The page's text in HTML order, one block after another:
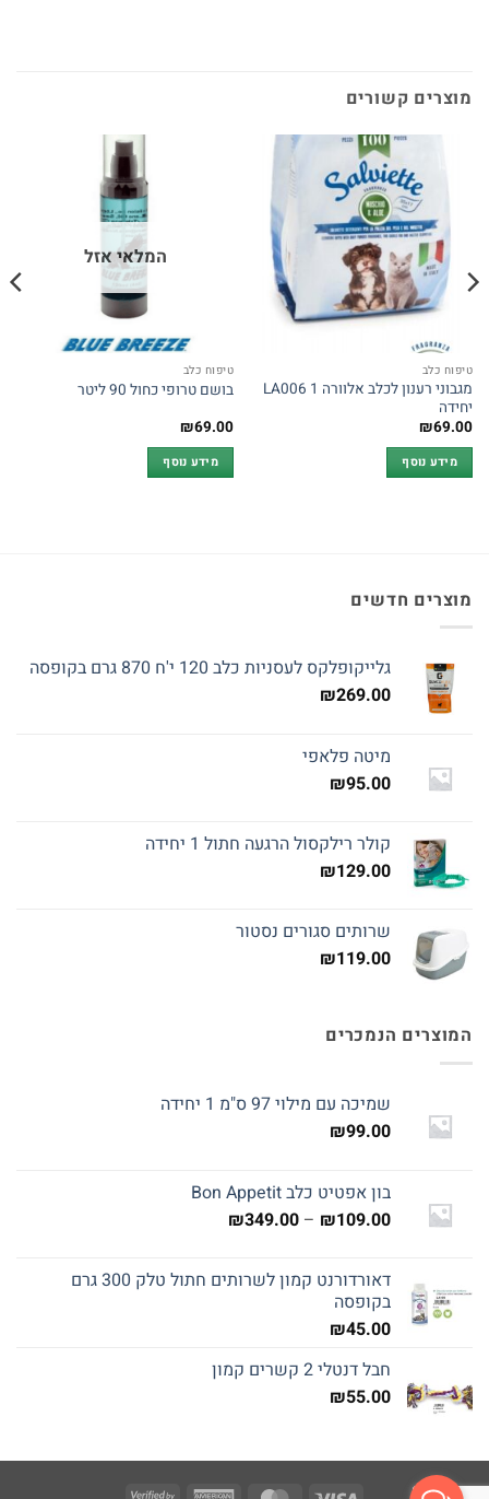
מוצרים קשורים
טיפוח כלב
מגבוני רענון לכלב אלוורה LA006 1
יחידה
₪69.00
מידע נוסף
המלאי אזל
טיפוח כלב
בושם טרופי כחול 90 ליטר
₪69.00
מידע נוסף
מוצרים חדשים
גלייקופלקס לעסניות כלב 120 י'ח 870 גרם בקופסה
₪269.00
מיטה פלאפי
₪95.00
קולר רילקסול הרגעה חתול 1 יחידה
₪129.00
שרותים סגורים נסטור
₪119.00
המוצרים הנמכרים
שמיכה עם מילוי 97 ס"מ 1 יחידה
₪99.00
בון אפטיט כלב Bon Appetit
₪109.00
–
₪349.00
עד
דאורדורנט קמון לשרותים חתול טלק 300 גרם
בקופסה
₪45.00
חבל דנטלי 2 קשרים קמון
₪55.00